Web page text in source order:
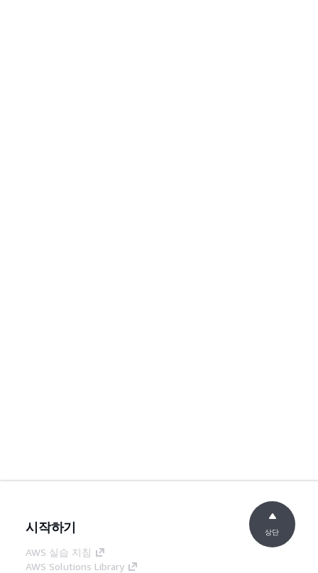
시작하기
AWS 실습 지침
AWS Solutions Library
상단